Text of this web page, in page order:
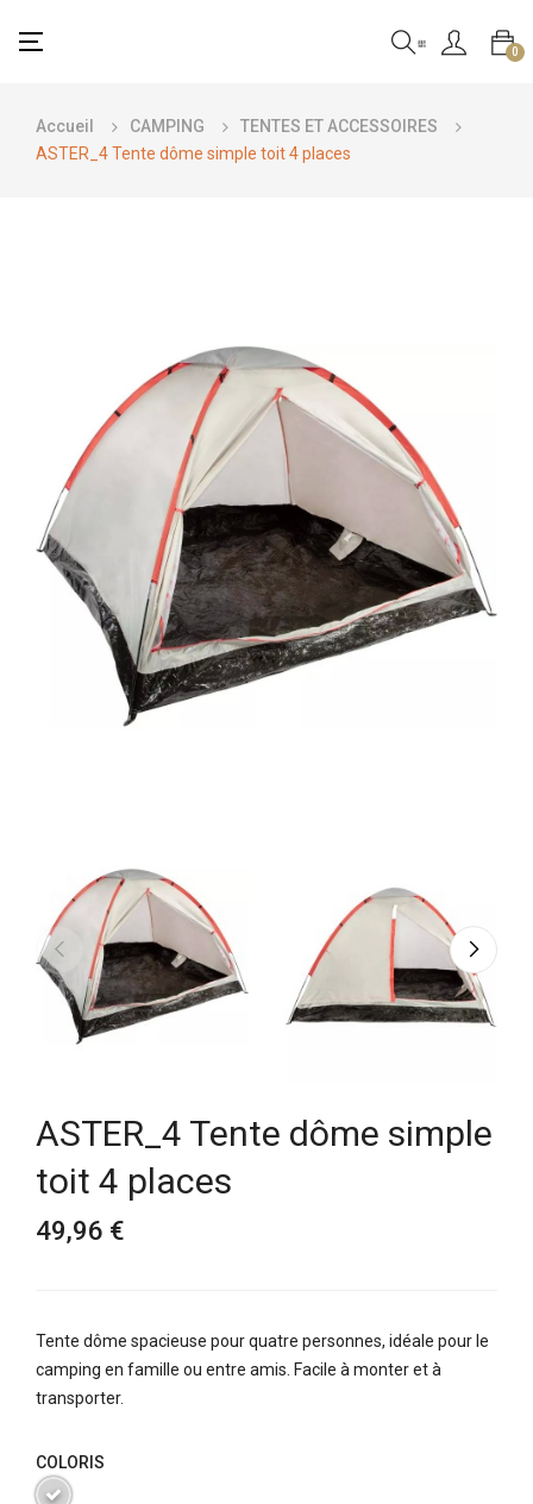
Basculer
☰ 0
Accueil CAMPING
TENTES ET ACCESSOIRES
ASTER_4 Tente dôme simple toit 4 places
ASTER_4 Tente dôme simple
toit 4 places
49,96 €
Tente dôme spacieuse pour quatre personnes, idéale pour le
camping en famille ou entre amis. Facile à monter et à
transporter.
COLORIS